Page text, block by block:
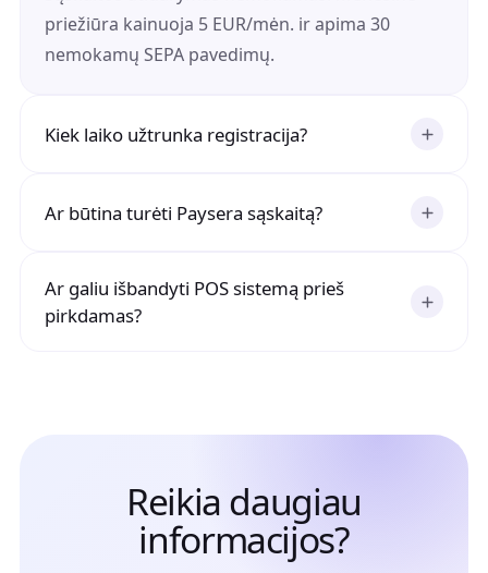
priežiūra kainuoja 5 EUR/mėn. ir apima 30
nemokamų SEPA pavedimų.
Kiek laiko užtrunka registracija?
Ar būtina turėti Paysera sąskaitą?
Ar galiu išbandyti POS sistemą prieš
pirkdamas?
Reikia daugiau
informacijos?